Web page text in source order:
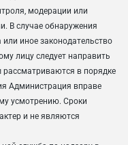
модерации или
В случае обнаружения
иное законодательство
лицу следует направить
в порядке
Администрация вправе
усмотрению. Сроки
и не являются